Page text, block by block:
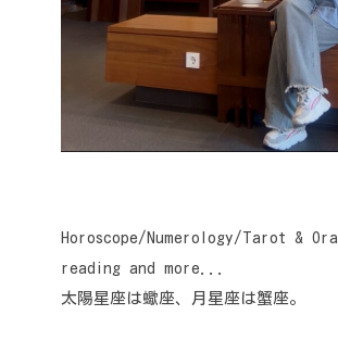
Horoscope/Numerology/Tarot &
reading and more...
太陽星座は蠍座、月星座は蟹座。